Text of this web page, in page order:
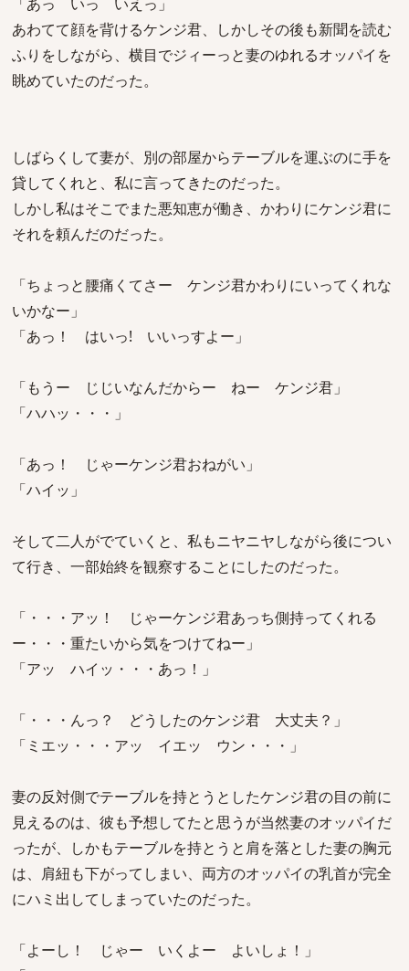
あわてて顔を背けるケンジ君、しかしその後も新聞を読む
ふりをしながら、横目でジィーっと妻のゆれるオッパイを
眺めていたのだった。
しばらくして妻が、別の部屋からテーブルを運ぶのに手を
貸してくれと、私に言ってきたのだった。
しかし私はそこでまた悪知恵が働き、かわりにケンジ君に
それを頼んだのだった。
「ちょっと腰痛くてさー ケンジ君かわりにいってくれな
いかなー」
「あっ！ はいっ! いいっすよー」
「もうー じじいなんだからー ねー ケンジ君」
「ハハッ・・・」
「あっ！ じゃーケンジ君おねがい」
「ハイッ」
そして二人がでていくと、私もニヤニヤしながら後につい
て行き、一部始終を観察することにしたのだった。
「・・・アッ！ じゃーケンジ君あっち側持ってくれる
ー・・・重たいから気をつけてねー」
「アッ ハイッ・・・あっ！」
「・・・んっ？ どうしたのケンジ君 大丈夫？」
「ミエッ・・・アッ イエッ ウン・・・」
妻の反対側でテーブルを持とうとしたケンジ君の目の前に
見えるのは、彼も予想してたと思うが当然妻のオッパイだ
ったが、しかもテーブルを持とうと肩を落とした妻の胸元
は、肩紐も下がってしまい、両方のオッパイの乳首が完全
にハミ出してしまっていたのだった。
「よーし！ じゃー いくよー よいしょ！」